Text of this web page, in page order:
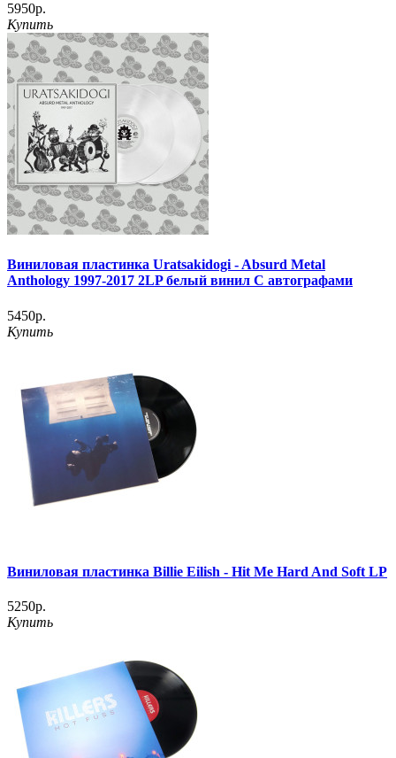
5950р.
Купить
Виниловая пластинка Uratsakidogi - Absurd Metal
Anthology 1997-2017 2LP белый винил С автографами
5450р.
Купить
Виниловая пластинка Billie Eilish - Hit Me Hard And Soft LP
5250р.
Купить